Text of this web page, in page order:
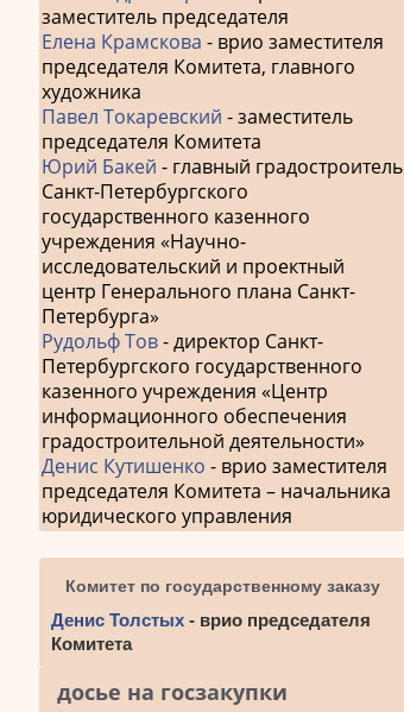
заместитель председателя
Елена Крамскова - врио заместителя
председателя Комитета, главного
художника
Павел Токаревский - заместитель
председателя Комитета
Юрий Бакей - главный градостроитель
Санкт-Петербургского
государственного казенного
учреждения «Научно-
исследовательский и проектный
центр Генерального плана Санкт-
Петербурга»
Рудольф Тов- директор Санкт-
Петербургского государственного
казенного учреждения «Центр
информационного обеспечения
градостроительной деятельности»
Денис Кутишенко - врио заместителя
председателя Комитета – начальника
юридического управления
Комитет по государственному заказу
Денис Толстых - врио председателя
Комитета
досье на госзакупки